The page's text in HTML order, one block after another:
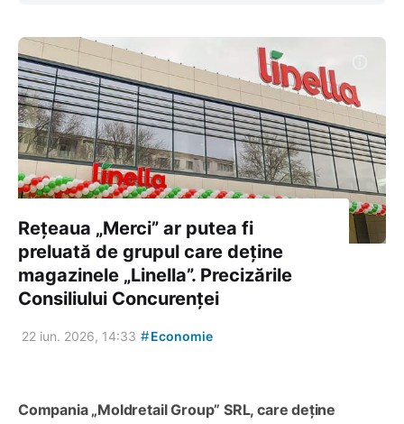
Rețeaua „Merci” ar putea fi
preluată de grupul care deține
magazinele „Linella”. Precizările
Consiliului Concurenței
22 iun. 2026, 14:33 #Economie
Compania „Moldretail Group” SRL, care deține